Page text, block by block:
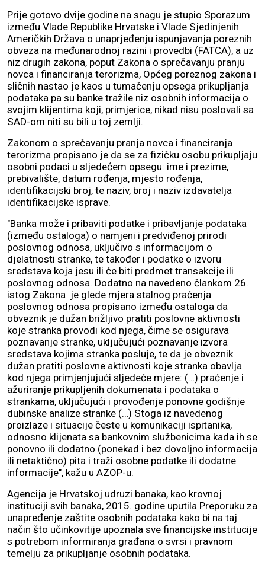
Prije gotovo dvije godine na snagu je stupio Sporazum
između Vlade Republike Hrvatske i Vlade Sjedinjenih
Američkih Država o unaprjeđenju ispunjavanja poreznih
obveza na međunarodnoj razini i provedbi (FATCA), a uz
niz drugih zakona, poput Zakona o sprečavanju pranju
novca i financiranja terorizma, Općeg poreznog zakona i
sličnih nastao je kaos u tumačenju opsega prikupljanja
podataka pa su banke tražile niz osobnih informacija o
svojim klijentima koji, primjerice, nikad nisu poslovali sa
SAD-om niti su bili u toj zemlji.
Zakonom o sprečavanju pranja novca i financiranja
terorizma propisano je da se za fizičku osobu prikupljaju
osobni podaci u sljedećem opsegu: ime i prezime,
prebivalište, datum rođenja, mjesto rođenja,
identifikacijski broj, te naziv, broj i naziv izdavatelja
identifikacijske isprave.
"Banka može i pribaviti podatke i pribavljanje podataka
(između ostaloga) o namjeni i predviđenoj prirodi
poslovnog odnosa, uključivo s informacijom o
djelatnosti stranke, te također i podatke o izvoru
sredstava koja jesu ili će biti predmet transakcije ili
poslovnog odnosa. Dodatno na navedeno člankom 26.
istog Zakona je glede mjera stalnog praćenja
poslovnog odnosa propisano između ostaloga da
obveznik je dužan brižljivo pratiti poslovne aktivnosti
koje stranka provodi kod njega, čime se osigurava
poznavanje stranke, uključujući poznavanje izvora
sredstava kojima stranka posluje, te da je obveznik
dužan pratiti poslovne aktivnosti koje stranka obavlja
kod njega primjenjujući sljedeće mjere: (…) praćenje i
ažuriranje prikupljenih dokumenata i podataka o
strankama, uključujući i provođenje ponovne godišnje
dubinske analize stranke (…) Stoga iz navedenog
proizlaze i situacije česte u komunikaciji ispitanika,
odnosno klijenata sa bankovnim službenicima kada ih se
ponovno ili dodatno (ponekad i bez dovoljno informacija
ili netaktično) pita i traži osobne podatke ili dodatne
informacije", kažu u AZOP-u.
Agencija je Hrvatskoj udruzi banaka, kao krovnoj
instituciji svih banaka, 2015. godine uputila Preporuku za
unapređenje zaštite osobnih podataka kako bi na taj
način što učinkovitije upoznala sve financijske institucije
s potrebom informiranja građana o svrsi i pravnom
temelju za prikupljanje osobnih podataka.